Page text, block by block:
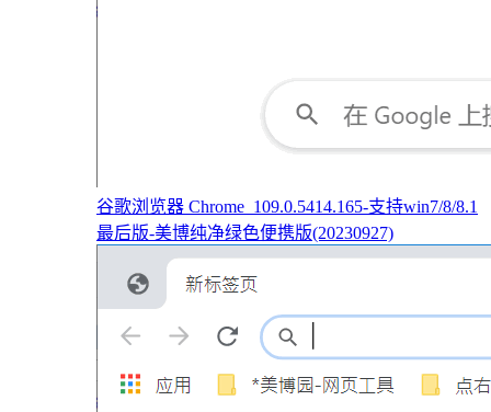
谷歌浏览器 Chrome_109.0.5414.165-支持win7/8/8.1
最后版-美博纯净绿色便携版(20230927)